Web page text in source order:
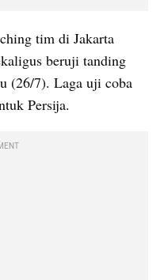
tim di Jakarta
beruji tanding
(26/7). Laga uji coba
Persija.